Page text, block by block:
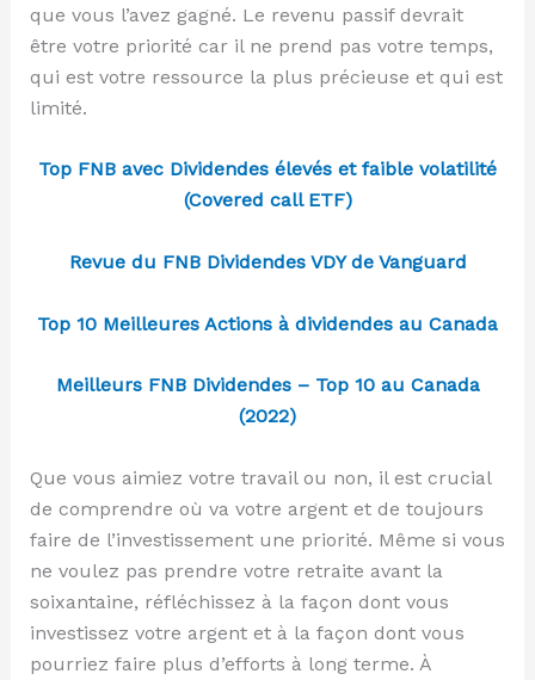
que vous l’avez gagné. Le revenu passif devrait
être votre priorité car il ne prend pas votre temps,
qui est votre ressource la plus précieuse et qui est
limité.
Top FNB avec Dividendes élevés et faible volatilité
(Covered call ETF)
Revue du FNB Dividendes VDY de Vanguard
Top 10 Meilleures Actions à dividendes au Canada
Meilleurs FNB Dividendes – Top 10 au Canada
(2022)
Que vous aimiez votre travail ou non, il est crucial
de comprendre où va votre argent et de toujours
faire de l’investissement une priorité. Même si vous
ne voulez pas prendre votre retraite avant la
soixantaine, réfléchissez à la façon dont vous
investissez votre argent et à la façon dont vous
pourriez faire plus d’efforts à long terme. À